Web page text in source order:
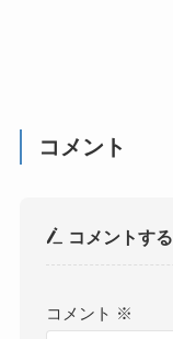
コメント
コメントする
コメント ※